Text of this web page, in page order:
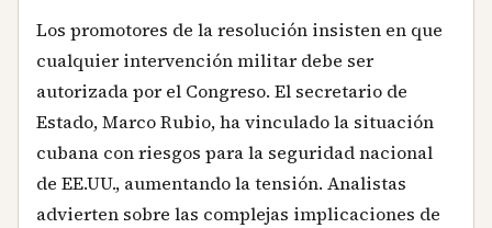
Los promotores de la resolución insisten en que
cualquier intervención militar debe ser
autorizada por el Congreso. El secretario de
Estado, Marco Rubio, ha vinculado la situación
cubana con riesgos para la seguridad nacional
de EE.UU., aumentando la tensión. Analistas
advierten sobre las complejas implicaciones de